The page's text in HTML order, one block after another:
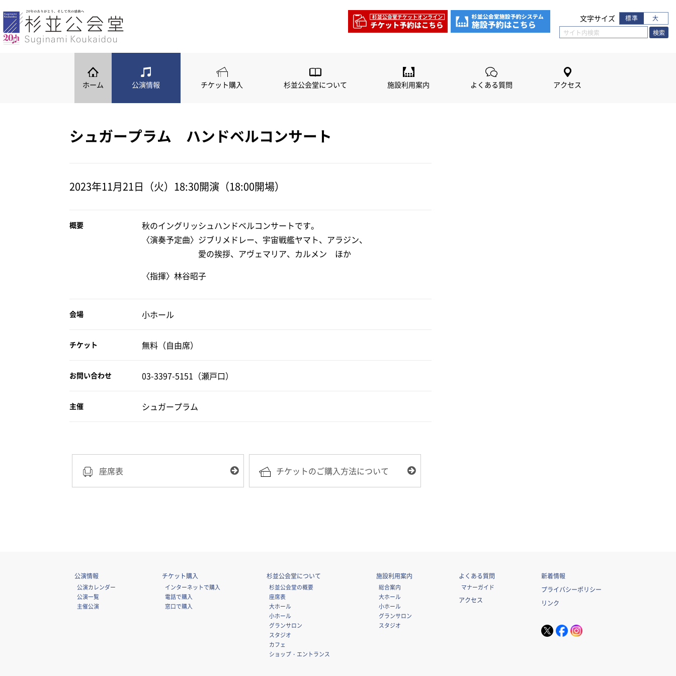
ホーム 公演情報 チケット購入 杉並公会堂について 施設利用案内 よくある質問 アクセス
文字サイズ 標準 大
ホーム
公演情報 主催公演
シュガープラム ハンドベルコンサート
2023年11月21日（火）18:30開演（18:00開場）
概要
秋のイングリッシュハンドベルコンサートです。
〈演奏予定曲〉ジブリメドレー、宇宙戦艦ヤマト、アラジン、
愛の挨拶、アヴェマリア、カルメン ほか
〈指揮〉林谷昭子
会場 小ホール
チケット 無料（自由席）
お問い合わせ 03-3397-5151（瀬戸口）
主催 シュガープラム
座席表 チケットのご購入方法について
公演情報
公演カレンダー
公演一覧
主催公演
チケット購入
インターネットで購入
電話で購入
窓口で購入
杉並公会堂について
杉並公会堂の概要
座席表
大ホール
小ホール
グランサロン
スタジオ
カフェ
ショップ・エントランス
施設利用案内
総合案内
大ホール
小ホール
グランサロン
スタジオ
よくある質問
マナーガイド
アクセス
新着情報
プライバシーポリシー
リンク